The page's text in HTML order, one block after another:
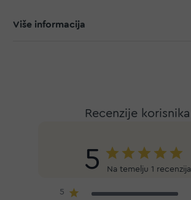
Više informacija
Recenzije korisnika
5 Na temelju 1 recenzija
5